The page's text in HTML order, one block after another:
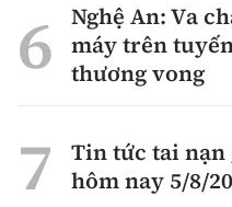
Nghệ An: Va
máy trên
thương vong
Tin tức tai
hôm nay 5/8/